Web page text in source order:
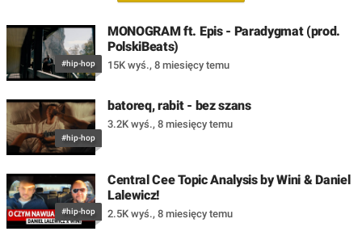
#hip-hop
MONOGRAM ft. Epis - Paradygmat (prod.
PolskiBeats)
15K wyś., 8 miesięcy temu
#hip-hop
batoreq, rabit - bez szans
3.2K wyś., 8 miesięcy temu
#hip-hop
Central Cee Topic Analysis by Wini & Daniel
Lalewicz!
2.5K wyś., 8 miesięcy temu